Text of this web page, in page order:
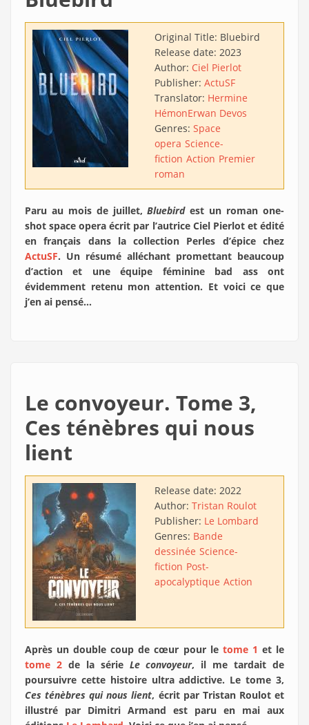
Original Title: Bluebird
Release date: 2023
Author: Ciel Pierlot
Publisher: ActuSF
Translator: Hermine
HémonErwan Devos
Genres: Space
opera Science-
fiction Action Premier
roman
Paru au mois de juillet,Bluebirdest un roman one-
shot space opera écrit par l’autrice Ciel Pierlot et édité
en français dans la collection Perles d’épice chez
ActuSF. Un résumé alléchant promettant beaucoup
d’action et une équipe féminine bad ass ont
évidemment retenu mon attention. Et voici ce que
j’en ai pensé…
Le convoyeur. Tome 3,
Ces ténèbres qui nous
lient
Release date: 2022
Author: Tristan Roulot
Publisher: Le Lombard
Genres: Bande
dessinée Science-
fiction Post-
apocalyptique Action
Après un double coup de cœur pour le tome 1 et le
tome 2de la série Le convoyeur, il me tardait de
poursuivre cette histoire ultra addictive. Le tome 3,
Ces ténèbres qui nous lient, écrit par Tristan Roulot et
illustré par Dimitri Armand est paru en mai aux